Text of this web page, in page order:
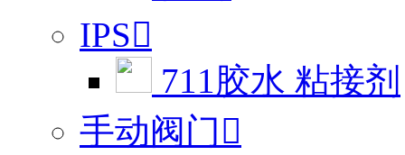
IPS
711胶水 粘接剂
手动阀门